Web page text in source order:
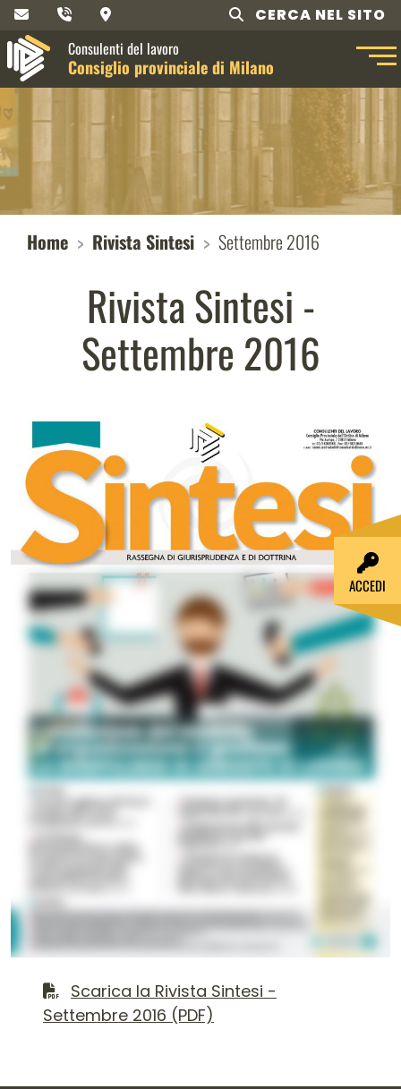
CERCA NEL SITO
Consulenti del lavoro
Consiglio provinciale di Milano
Home Rivista Sintesi Settembre 2016
Rivista Sintesi -
Settembre 2016
Contenuto del numero
Scarica il file PDF
Scarica la Rivista Sintesi -
Settembre 2016 (PDF)
ACCEDI